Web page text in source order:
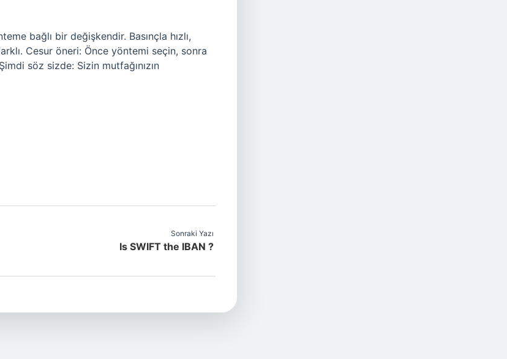
bağlı bir değişkendir. Basınçla hızlı,
Cesur öneri: Önce yöntemi seçin, sonra
söz sizde: Sizin mutfağınızın
Sonraki Yazı
Is SWIFT the IBAN ?